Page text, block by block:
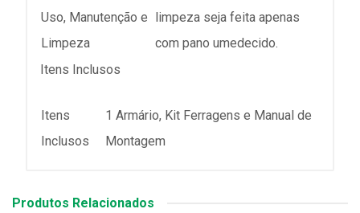
Uso, Manutenção e
Limpeza
limpeza seja feita apenas
com pano umedecido.
Itens Inclusos
Itens
Inclusos
1 Armário, Kit Ferragens e Manual de
Montagem
Produtos Relacionados